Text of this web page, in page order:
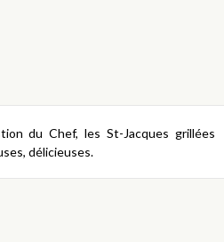
du Chef, les St-Jacques grillées
délicieuses.